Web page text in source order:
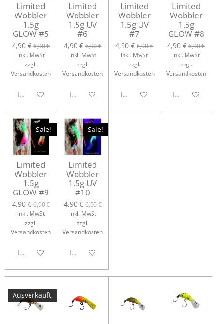
Limited
Wobbler
1.5g
GLOW #5
4,90 € 6,90 €
inkl. MwSt
zzgl.
Versandkosten
In den Warenkorb
Limited
Wobbler
1.5g UV
#6
4,90 € 6,90 €
inkl. MwSt
zzgl.
Versandkosten
In den Warenkorb
Limited
Wobbler
1.5g UV
#7
4,90 € 6,90 €
inkl. MwSt
zzgl.
Versandkosten
In den Warenkorb
Limited
Wobbler
1.5g
GLOW #8
4,90 € 6,90 €
inkl. MwSt
zzgl.
Versandkosten
In den
Sale!
Limited
Wobbler
1.5g
GLOW #9
4,90 € 6,90 €
inkl. MwSt
zzgl.
Versandkosten
In den Warenkorb
Sale!
Limited
Wobbler
1.5g UV
#10
4,90 € 6,90 €
inkl. MwSt
zzgl.
Versandkosten
In den Warenkorb
Ausverkauft